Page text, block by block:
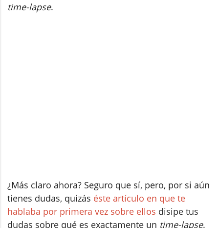
time-lapse.
¿Más claro ahora? Seguro que sí, pero, por si aún
tienes dudas, quizás éste artículo en que te
hablaba por primera vez sobre ellos disipe tus
dudas sobre qué es exactamente un time-lapse.